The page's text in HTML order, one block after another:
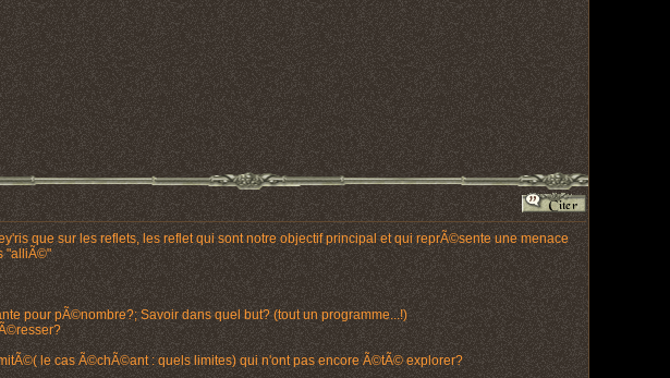
que sur les reflets, les reflet qui sont notre objectif principal et qui reprÃ©sente une menace
"alliÃ©"
pour pÃ©nombre?; Savoir dans quel but? (tout un programme...!)
le cas Ã©chÃ©ant : quels limites) qui n'ont pas encore Ã©tÃ© explorer?